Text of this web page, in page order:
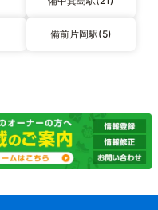
備前片岡駅(5)